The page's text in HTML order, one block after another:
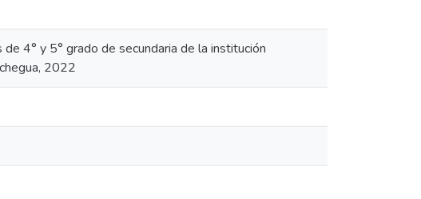
4° y 5° grado de secundaria de la institución
2022